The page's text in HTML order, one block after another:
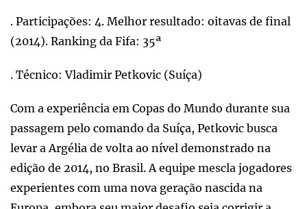
. Participações: 4. Melhor resultado: oitavas de final
(2014). Ranking da Fifa: 35ª
. Técnico: Vladimir Petkovic (Suíça)
Com a experiência em Copas do Mundo durante sua
passagem pelo comando da Suíça, Petkovic busca
levar a Argélia de volta ao nível demonstrado na
edição de 2014, no Brasil. A equipe mescla jogadores
experientes com uma nova geração nascida na